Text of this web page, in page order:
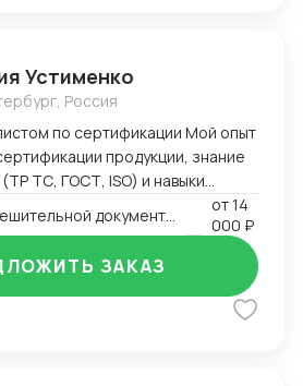
С уважением, Наталия
651-08-51
Устименко
Россия
по сертификации Мой опыт
продукции, знание
ТС, ГОСТ, ISO) и навыки
решать задачи по
продукции
Оформляю
и консультирую по
от14
000 ₽
ЗАКАЗ